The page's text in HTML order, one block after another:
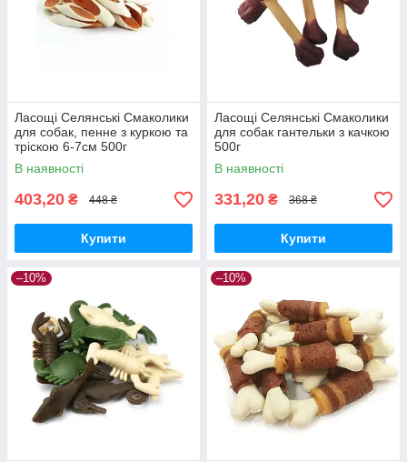
Ласощі Селянські Смаколики
для собак, пенне з куркою та
тріскою 6-7см 500г
В наявності
403,20 ₴ 448 ₴
Купити
Ласощі Селянські Смаколики
для собак гантельки з качкою
500г
В наявності
331,20 ₴ 368 ₴
Купити
–10% –10%